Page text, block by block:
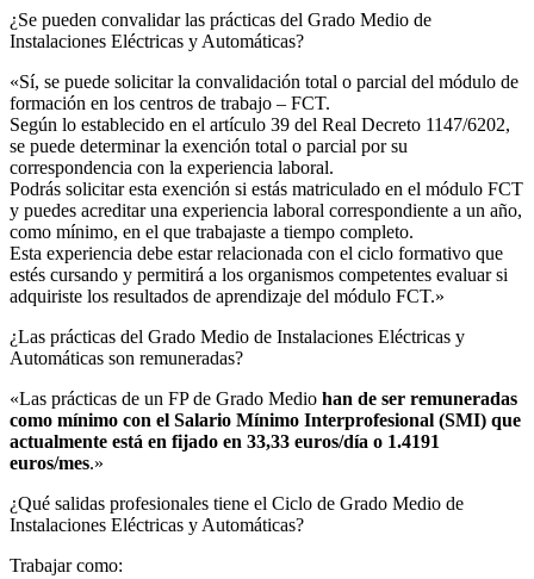
¿Se pueden convalidar las prácticas del Grado Medio de
Instalaciones Eléctricas y Automáticas?​
«Sí, se puede solicitar la convalidación total o parcial del módulo de
formación en los centros de trabajo – FCT.
Según lo establecido en el artículo 39 del Real Decreto 1147/6202,
se puede determinar la exención total o parcial por su
correspondencia con la experiencia laboral.
Podrás solicitar esta exención si estás matriculado en el módulo FCT
y puedes acreditar una experiencia laboral correspondiente a un año,
como mínimo, en el que trabajaste a tiempo completo.
Esta experiencia debe estar relacionada con el ciclo formativo que
estés cursando y permitirá a los organismos competentes evaluar si
adquiriste los resultados de aprendizaje del módulo FCT.»
¿Las prácticas del Grado Medio de Instalaciones Eléctricas y
Automáticas son remuneradas?​
«Las prácticas de un FP de Grado Medio han de ser remuneradas
como mínimo con el Salario Mínimo Interprofesional (SMI) que
actualmente está en fijado en 33,33 euros/día o 1.4191
euros/mes.»
¿Qué salidas profesionales tiene el Ciclo de Grado Medio de
Instalaciones Eléctricas y Automáticas?​
Trabajar como: